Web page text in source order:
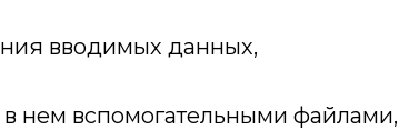
вводимых данных,
нем вспомогательными файлами,